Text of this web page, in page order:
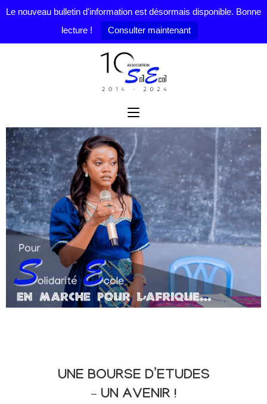
Le nouveau bulletin d'information est désormais disponible. Bonne
lecture !
Consulter maintenant
UNE BOURSE D’ETUDES
– UN AVENIR !